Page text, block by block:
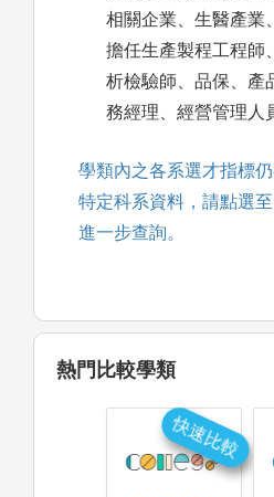
相關企業、生醫產業
擔任生產製程工程師
析檢驗師、品保、產
務經理、經營管理人
學類內之各系選才指標
特定科系資料，請點選
進一步查詢。
熱門比較學類
快速比較